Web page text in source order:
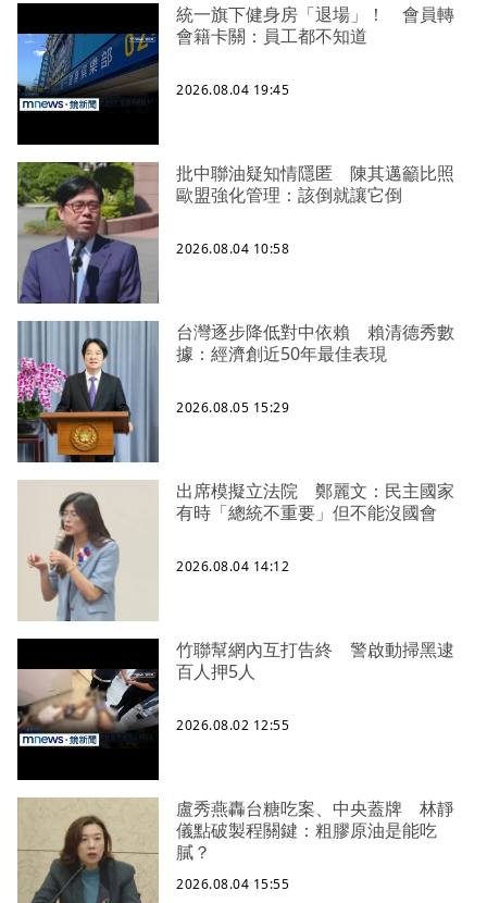
統一旗下健身房「退場」！ 會員轉
會籍卡關：員工都不知道
2026.08.04 19:45
批中聯油疑知情隱匿 陳其邁籲比照
歐盟強化管理：該倒就讓它倒
2026.08.04 10:58
台灣逐步降低對中依賴 賴清德秀數
據：經濟創近50年最佳表現
2026.08.05 15:29
出席模擬立法院 鄭麗文：民主國家
有時「總統不重要」但不能沒國會
2026.08.04 14:12
竹聯幫網內互打告終 警啟動掃黑逮
百人押5人
2026.08.02 12:55
盧秀燕轟台糖吃案、中央蓋牌 林靜
儀點破製程關鍵：粗膠原油是能吃
膩？
2026.08.04 15:55